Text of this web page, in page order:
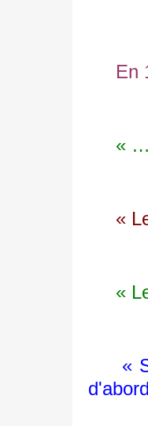
En
« …
« Le
« Le
«